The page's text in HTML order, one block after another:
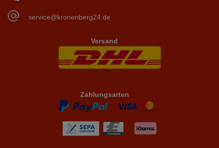
service@kronenberg24.de
Versand
Zahlungsarten